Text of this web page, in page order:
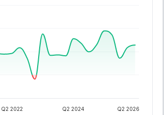
Q2 2022 Q2 2024 Q2 2026